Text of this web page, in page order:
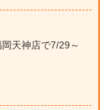
天神店で7/29～